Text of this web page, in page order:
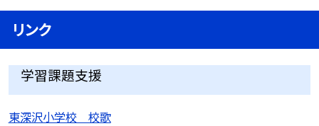
リンク
学習課題支援
東深沢小学校 校歌